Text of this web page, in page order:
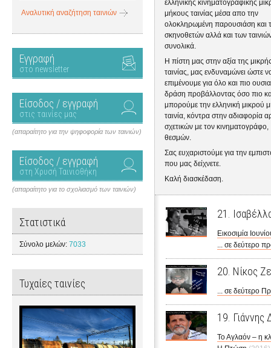
Αναλυτική αναζήτηση ταινιών
Εγγραφή
στο newsletter
Είσοδος / εγγραφή
στις ταινίες μας
(απαραίτητο για την ψηφοφορία των ταινιών)
Είσοδος / εγγραφή
στη Χρυσή Ταινιοθήκη
(απαραίτητο για το σχολιασμό των ταινιών)
Στατιστικά
Σύνολο μελών: 7033
Τυχαίες ταινίες
ελληνικής κινηματογραφικής
μήκους ταινίας μέσα απο την
ολοκληρωμένη παρουσιάση και
σκηνοθετών αλλά και των
συνολικά.
Η πίστη μας στην αξία της
ταινίας, μας ενδυναμώνει ώστε
επιμένουμε για όλο και πιο
δράση προβάλλοντας όσο πιο
μπορούμε την ελληνική μικρού
ταινία, κόντρα στην αδιαφορία
σχετικών με τον κινηματογράφο,
θεσμών.
Σας ευχαριστούμε για την
που μας δείχνετε.
Καλή διασκέδαση.
21.
Εικοσιμία
... σε δεύτερο
20. Νίκος
... σε δεύτερο
19. Γιάννης
Το Αγλαόν – η